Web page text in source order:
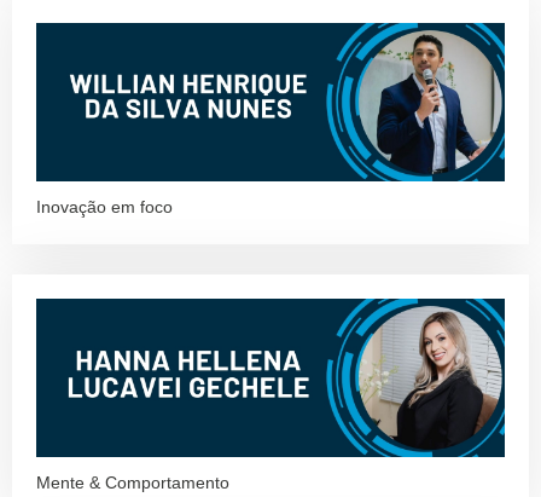
Inovação em foco
Mente & Comportamento